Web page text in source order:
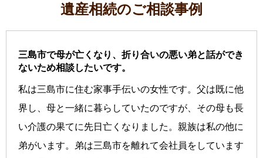
遺産相続のご相談事例
三島市で母が亡くなり、折り合いの悪い弟と話ができ
ないため相談したいです。
私は三島市に住む家事手伝いの女性です。父は既に他
界し、母と一緒に暮らしていたのですが、その母も長
い介護の果てに先日亡くなりました。親族は私の他に
弟がいます。弟は三島市を離れて会社員をしています